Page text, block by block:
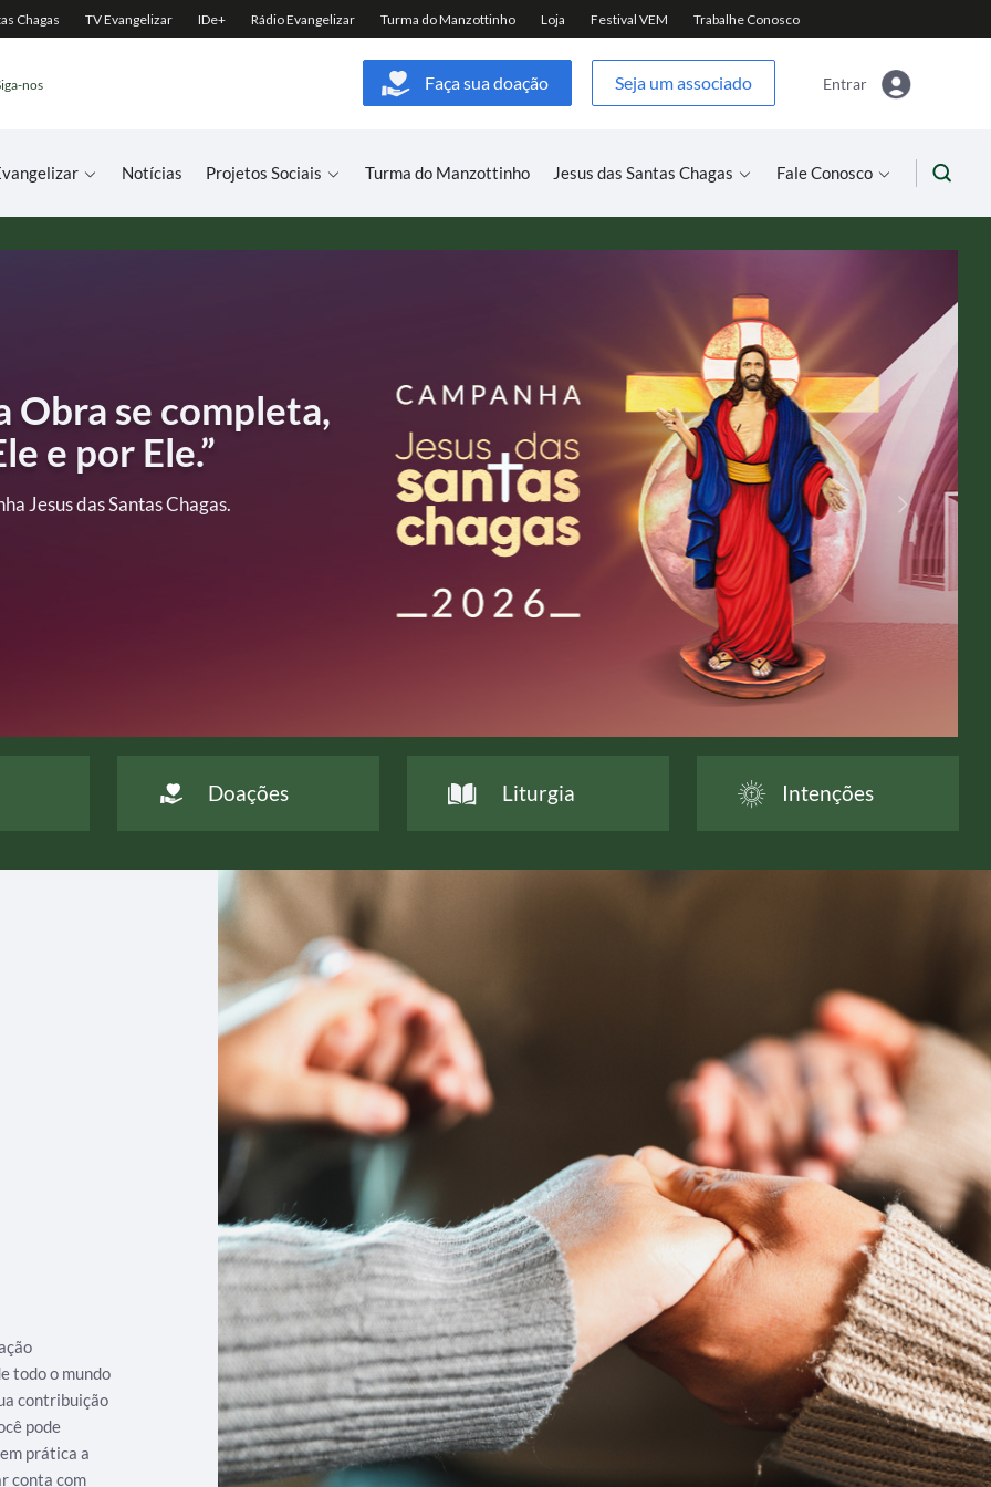
nos Faça sua doação Seja um associado Entrar
Notícias Projetos Sociais Turma do Manzottinho Jesus das Santas Chagas Fale Conosco
Obra se completa,
e por Ele.”
Jesus das Santas Chagas.
DE SÃO PIO DE
SEU PEDIDO DE ORAÇÃO
e-book
Doações Liturgia Intenções
todo o mundo
contribuição
pode
prática a
conta com